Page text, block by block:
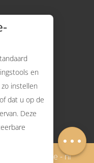
Kaart
Plan du site - nl
en
instellen
dat u op de
Deze